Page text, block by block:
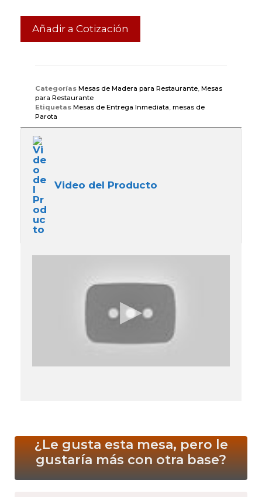
Añadir a Cotización
Categorías Mesas de Madera para Restaurante Mesas
para Restaurante
Etiquetas Mesas de Entrega Inmediata mesas de
Parota
Video del Producto
¿Le gusta esta mesa, pero le
gustaría más con otra base?